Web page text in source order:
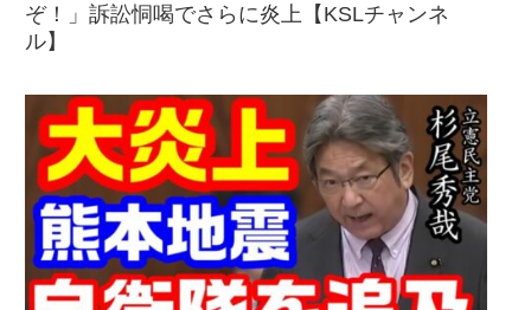
ぞ！」訴訟恫喝でさらに炎上【KSLチャンネ
ル】